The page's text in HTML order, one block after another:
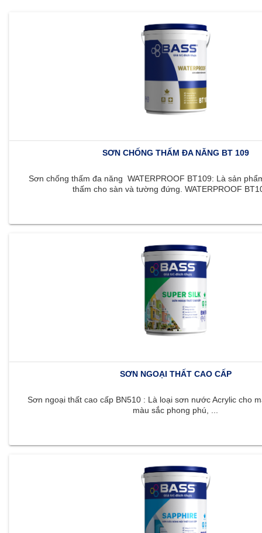
SƠN CHỐNG THẤM ĐA NĂNG BT 109
Sơn chống thấm đa năng WATERPROOF BT109: Là sản
thấm cho sàn và tường đứng. WATERPROOF
SƠN NGOẠI THẤT CAO CẤP
Sơn ngoại thất cao cấp BN510 : Là loại sơn nước Acrylic cho
màu sắc phong phú, ...